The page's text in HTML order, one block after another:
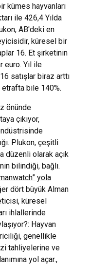
kümes hayvanları
ile 426,4 Yılda
AB'deki en
küresel bir
16. Et şirketinin
euro. Yıl ile
satışlar biraz arttı
etrafta bile 140%.
önünde
çıkıyor,
Plukon, çeşitli
düzenli olarak açık
bilindiği, bağlı.
yola
dört büyük Alman
küresel
ihlallerinde
Hayvan
genellikle
tahliyelerine ve
yol açar.,